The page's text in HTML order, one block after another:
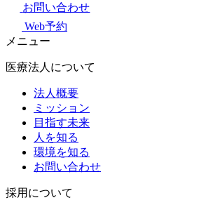
お問い合わせ
Web予約
メニュー
医療法人について
法人概要
ミッション
目指す未来
人を知る
環境を知る
お問い合わせ
採用について